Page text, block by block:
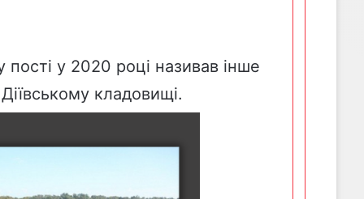
пості у 2020 році називав інше
кладовищі.